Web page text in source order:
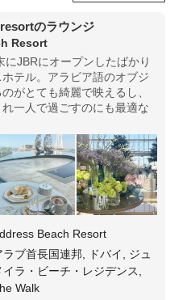
のラウンジ
Resort
にJBRにオープンしたばかり
テル。アラビア語のオブジ
がとても綺麗で映えるし、
一人で過ごすのにも最適な
Beach Resort
ラブ首長国連邦, ドバイ, ジュ
イラ・ビーチ・レジデンス,
Walk